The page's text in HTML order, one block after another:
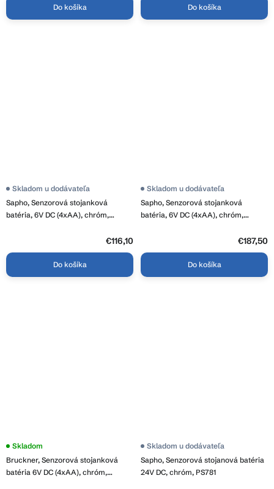
Do košíka Do košíka
Sapho, Senzorová stojanková
batéria, 6V DC (4xAA), chróm,
Skladom u dodávateľa
€116,10
Do košíka
Sapho, Senzorová stojanková
batéria, 6V DC (4xAA), chróm,
Skladom u dodávateľa
€187,50
Do košíka
Bruckner, Senzorová stojanková
batéria 6V DC (4xAA), chróm,
Skladom
Sapho, Senzorová stojanová batéria
24V DC, chróm, PS781
Skladom u dodávateľa